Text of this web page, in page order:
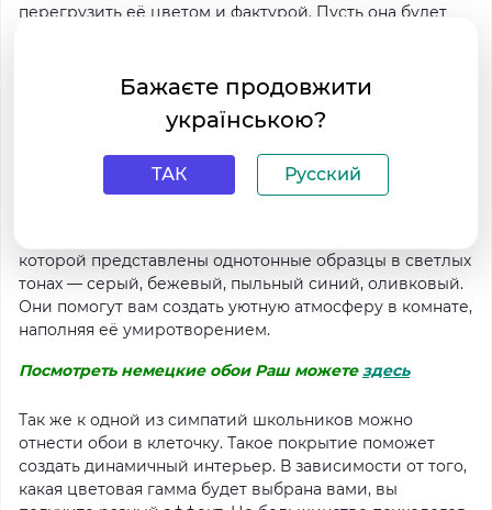
перегрузить её цветом и фактурой. Пусть она будет
обои в светлых тонах, если разговор идёт об общем
Однотонные обои
вариант для подростков, которые любят оклеивать
стены постерами и другими стильными, на их взгляд,
которой представлены однотонные образцы в светлых
тонах — серый, бежевый, пыльный синий, оливковый.
Они помогут вам создать уютную атмосферу в комнате,
наполняя её умиротворением.
Посмотреть немецкие обои Раш можетездесь
Так же к одной из симпатий школьников можно
отнести обои в клеточку. Такое покрытие поможет
создать динамичный интерьер. В зависимости от того,
какая цветовая гамма будет выбрана вами, вы
Бажаєте продовжити
українською?
ТАК Русский